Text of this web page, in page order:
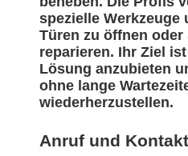
spezielle Werkzeuge
Türen zu öffnen oder
reparieren. Ihr Ziel
Lösung anzubieten
ohne lange
wiederherzustellen.
Anruf und